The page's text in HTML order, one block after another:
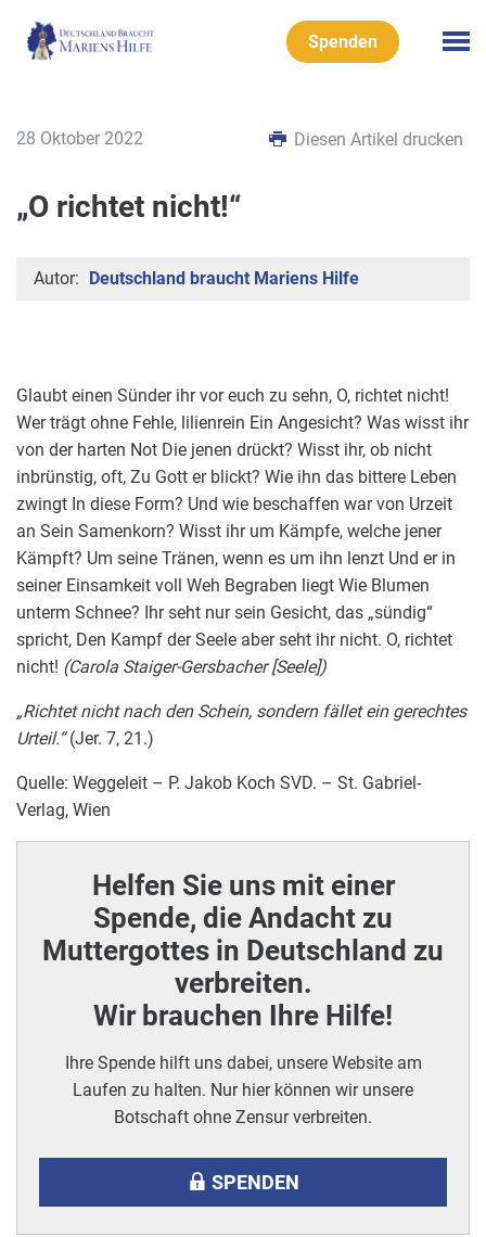
Spenden
28 Oktober 2022 Diesen Artikel drucken
„O richtet nicht!“
Autor: Deutschland braucht Mariens Hilfe
Glaubt einen Sünder ihr vor euch zu sehn, O, richtet nicht!
Wer trägt ohne Fehle, lilienrein Ein Angesicht? Was wisst ihr
von der harten Not Die jenen drückt? Wisst ihr, ob nicht
inbrünstig, oft, Zu Gott er blickt? Wie ihn das bittere Leben
zwingt In diese Form? Und wie beschaffen war von Urzeit
an Sein Samenkorn? Wisst ihr um Kämpfe, welche jener
Kämpft? Um seine Tränen, wenn es um ihn lenzt Und er in
seiner Einsamkeit voll Weh Begraben liegt Wie Blumen
unterm Schnee? Ihr seht nur sein Gesicht, das „sündig“
spricht, Den Kampf der Seele aber seht ihr nicht. O, richtet
nicht! (Carola Staiger-Gersbacher [Seele])
„Richtet nicht nach den Schein, sondern fället ein gerechtes
Urteil.“(Jer. 7, 21.)
Quelle: Weggeleit – P. Jakob Koch SVD. – St. Gabriel-
Verlag, Wien
Helfen Sie uns mit einer
Spende, die Andacht zu
Muttergottes in Deutschland zu
verbreiten.
Wir brauchen Ihre Hilfe!
Ihre Spende hilft uns dabei, unsere Website am
Laufen zu halten. Nur hier können wir unsere
Botschaft ohne Zensur verbreiten.
SPENDEN